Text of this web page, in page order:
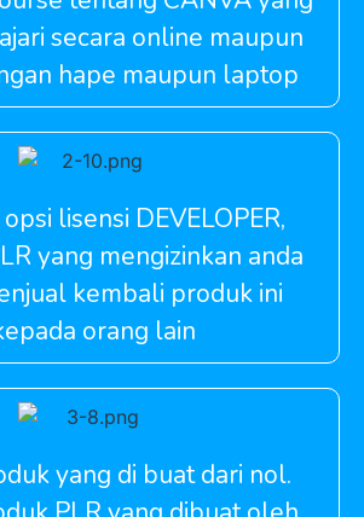
secara online maupun
hape maupun laptop
lisensi DEVELOPER,
yang mengizinkan anda
kembali produk ini
orang lain
yang di buat dari nol.